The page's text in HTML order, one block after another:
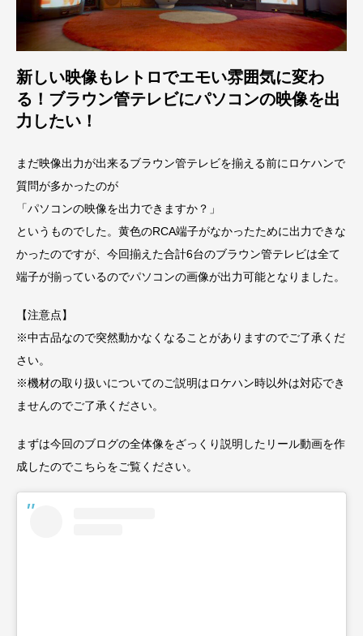
新しい映像もレトロでエモい雰囲気に変わ
る！ブラウン管テレビにパソコンの映像を出
力したい！
まだ映像出力が出来るブラウン管テレビを揃える前にロケハンで
質問が多かったのが
「パソコンの映像を出力できますか？」
というものでした。黄色のRCA端子がなかったために出力できな
かったのですが、今回揃えた合計6台のブラウン管テレビは全て
端子が揃っているのでパソコンの画像が出力可能となりました。
【注意点】
※中古品なので突然動かなくなることがありますのでご了承くだ
さい。
※機材の取り扱いについてのご説明はロケハン時以外は対応でき
ませんのでご了承ください。
まずは今回のブログの全体像をざっくり説明したリール動画を作
成したのでこちらをご覧ください。